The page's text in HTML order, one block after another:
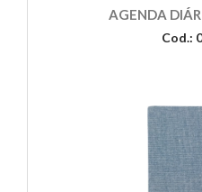
AGENDA
Cod.: